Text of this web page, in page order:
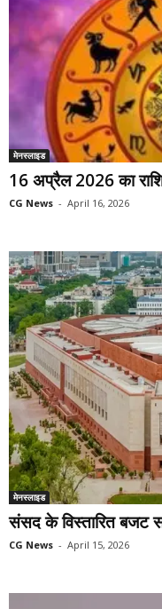
मेनस्लाइड
16 अप्रैल 2026 का
CG News - April 16, 2026
मेनस्लाइड
संसद के विस्तारित बजट
CG News - April 15, 2026